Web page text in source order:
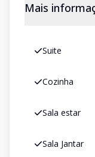
Mais
Suite
Cozinha
Sala estar
Sala Jantar